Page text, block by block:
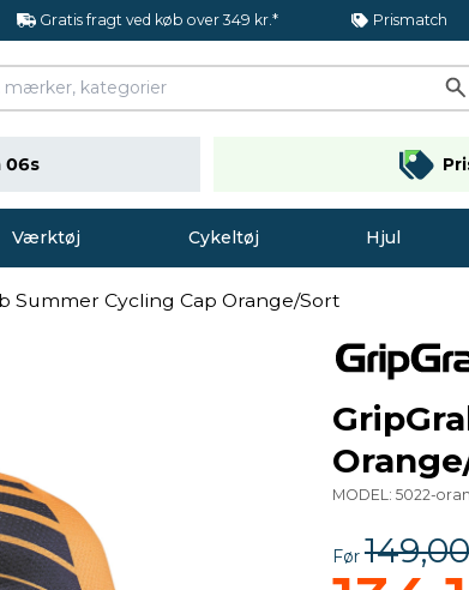
Gratis fragt ved køb over 349 kr.* Prismatch
05s
Værktøj Cykeltøj Hjul
Summer Cycling Cap Orange/Sort
MODEL:5022-
Før